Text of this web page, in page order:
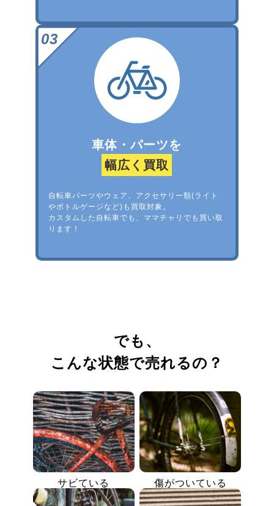
車体・パーツを
幅広く買取
自転車パーツやウェア、アクセサリー類(ライト
やボトルゲージなど)も買取対象。
カスタムした自転車でも、ママチャリでも買い取
ります！
でも、
こんな状態で売れるの？
サビている 傷がついている